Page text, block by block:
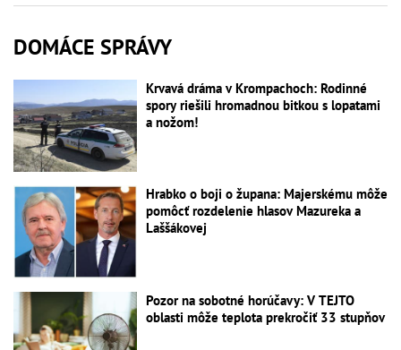
DOMÁCE SPRÁVY
Krvavá dráma v Krompachoch: Rodinné
spory riešili hromadnou bitkou s lopatami
a nožom!
Hrabko o boji o župana: Majerskému môže
pomôcť rozdelenie hlasov Mazureka a
Laššákovej
Pozor na sobotné horúčavy: V TEJTO
oblasti môže teplota prekročiť 33 stupňov